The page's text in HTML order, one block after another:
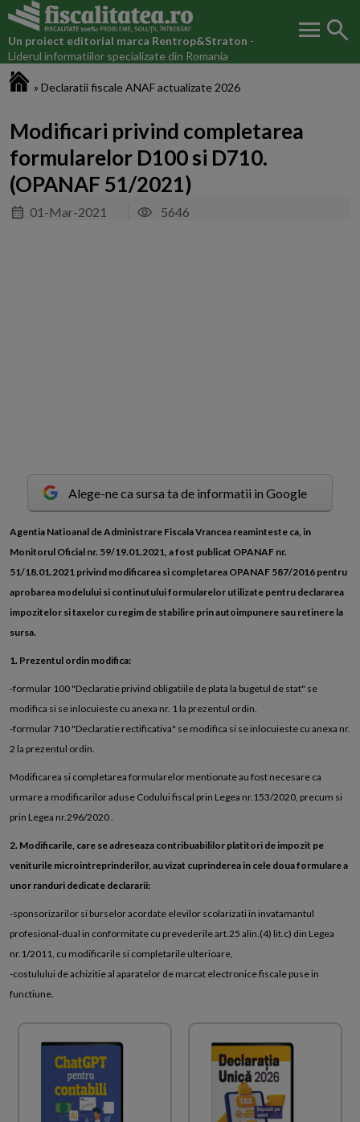
Un proiect editorial marca Rentrop&Straton -
Liderul informatiilor specializate din Romania
menu search
» Declaratii fiscale ANAF actualizate 2026
Modificari privind completarea
formularelor D100 si D710.
(OPANAF 51/2021)
01-Mar-2021 5646
Alege-ne ca sursa ta de informatii in Google
Agentia Natioanal de Administrare Fiscala Vrancea reaminteste ca, in
Monitorul Oficial nr. 59/19.01.2021, a fost publicat OPANAF nr.
51/18.01.2021 privind modificarea si completarea OPANAF 587/2016 pentru
aprobarea modelului si continutului formularelor utilizate pentru declararea
impozitelor si taxelor cu regim de stabilire prin autoimpunere sau retinere la
sursa.
1. Prezentul ordin modifica:
-formular 100 "Declaratie privind obligatiile de plata la bugetul de stat" se
modifica si se inlocuieste cu anexa nr. 1 la prezentul ordin.
-formular 710 "Declaratie rectificativa" se modifica si se inlocuieste cu anexa nr.
2 la prezentul ordin.
Modificarea si completarea formularelor mentionate au fost necesare ca
urmare a modificarilor aduse Codului fiscal prin Legea nr.153/2020, precum si
prin Legea nr.296/2020 .
2. Modificarile, care se adreseaza contribuabililor platitori de impozit pe
veniturile microintreprinderilor, au vizat cuprinderea in cele doua formulare a
unor randuri dedicate declararii:
-sponsorizarilor si burselor acordate elevilor scolarizati in invatamantul
profesional-dual in conformitate cu prevederile art.25 alin.(4) lit.c) din Legea
nr.1/2011, cu modificarile si completarile ulterioare,
-costulului de achizitie al aparatelor de marcat electronice fiscale puse in
functiune.